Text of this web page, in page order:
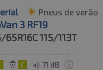
Pneus de verão
3 RF19
65R16C115/113T
C 71 dB